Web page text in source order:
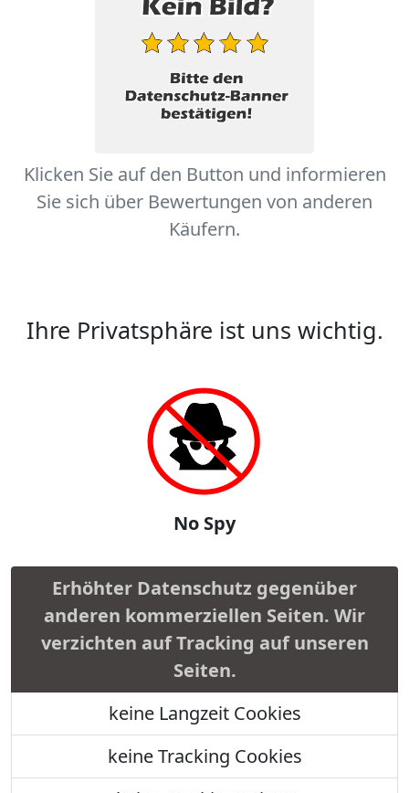
Klicken Sie auf den Button und informieren
Sie sich über Bewertungen von anderen
Käufern.
Ihre Privatsphäre ist uns wichtig.
No Spy
Erhöhter Datenschutz gegenüber
anderen kommerziellen Seiten. Wir
verzichten auf Tracking auf unseren
Seiten.
keine Langzeit Cookies
keine Tracking Cookies